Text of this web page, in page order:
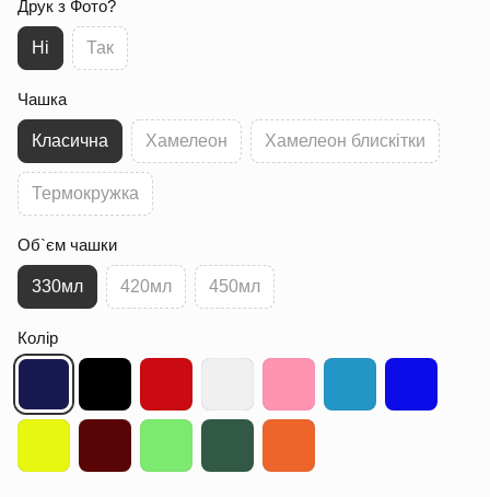
Друк з Фото?
Ні Так
Чашка
Класична Хамелеон Хамелеон блискітки
Термокружка
Об`єм чашки
330мл 420мл 450мл
Колір